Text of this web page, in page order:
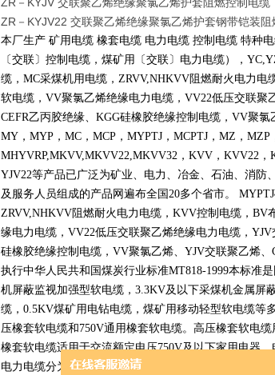
ZR－KYJV22 交联聚乙烯绝缘聚氯乙烯护套钢带铠装阻
本厂生产 矿用电缆 橡套电缆 电力电缆 控制电缆 特种
〔交联〕控制电缆，煤矿用〔交联〕电力电缆），
缆， MC采煤机用电缆， ZRVV,NHKVV阻燃耐火电力电
软电缆， VV聚氯乙烯绝缘电力电缆， VV22低压交联聚
CEFR乙丙胶绝缘、 KGG硅橡胶绝缘控制电缆， VV聚氯
MY ， MYP ， MC ， MCP ， MYPTJ ， MCPTJ ， MZ ， MZP
MHYVRP,MKVV,MKVV22,MKVV32 ， KVV ， KVV22 ，
YJV22等产品已广泛为矿业、电力、冶金、石油、消防
及服务人员组成的产品网遍布全国 20多个省市。 MYPTJ
ZRVV,NHKVV阻燃耐火电力电缆， KVV控制电缆， BV
缘电力电缆， VV22低压交联聚乙烯绝缘电力电缆， YJV
硅橡胶绝缘控制电缆， VV聚氯乙烯、 YJV交联聚乙烯、
执行中华人民共和国煤炭行业标准MT818-1999本标准
机屏蔽监视加强型软电缆， 3.3KV及以下采煤机金属屏
缆， 0.5KV煤矿用电钻电缆，煤矿用移动轻型软电缆等
压橡套软电缆和 750V通用橡套软电缆。高压橡套软电
橡套软电缆适用于交流额定电压750V及以下家用电器
电力电缆分为聚氯乙烯电缆也就是
电缆适用于低